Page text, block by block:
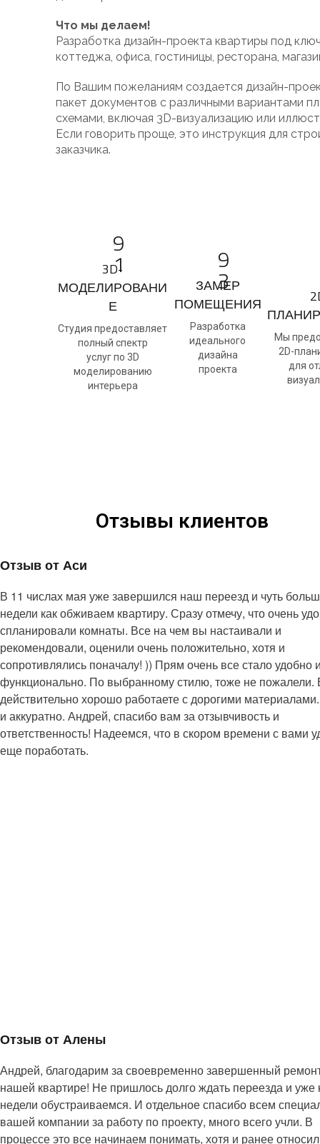
Что мы делаем!
Разработка дизайн-проекта квартиры под
коттеджа, офиса, гостиницы, ресторана,
По Вашим пожеланиям создается дизайн-
пакет документов с различными вариантами
схемами, включая 3D-визуализацию или
Если говорить проще, это инструкция для
заказчика.
9
1
3D-
МОДЕЛИРОВАНИ
Е
Студия предоставляет
полный спектр
услуг по 3D
моделированию
интерьера
9
3
ЗАМЕР
ПОМЕЩЕНИЯ
Разработка
идеального
дизайна
проекта
Мы
2D-
для
Отзывы клиентов
Отзыв от Аси
В 11 числах мая уже завершился наш переезд и чуть
недели как обживаем квартиру. Сразу отмечу, что очень
спланировали комнаты. Все на чем вы настаивали и
рекомендовали, оценили очень положительно, хотя и
сопротивлялись поначалу! )) Прям очень все стало удобно
функционально. По выбранному стилю, тоже не
действительно хорошо работаете с дорогими
и аккуратно. Андрей, спасибо вам за отзывчивость и
ответственность! Надеемся, что в скором времени с вами
еще поработать.
Отзыв от Алены
Андрей, благодарим за своевременно завершенный
нашей квартире! Не пришлось долго ждать переезда и уже
недели обустраиваемся. И отдельное спасибо всем
вашей компании за работу по проекту, много всего учли. В
процессе это все начинаем понимать, хотя и ранее